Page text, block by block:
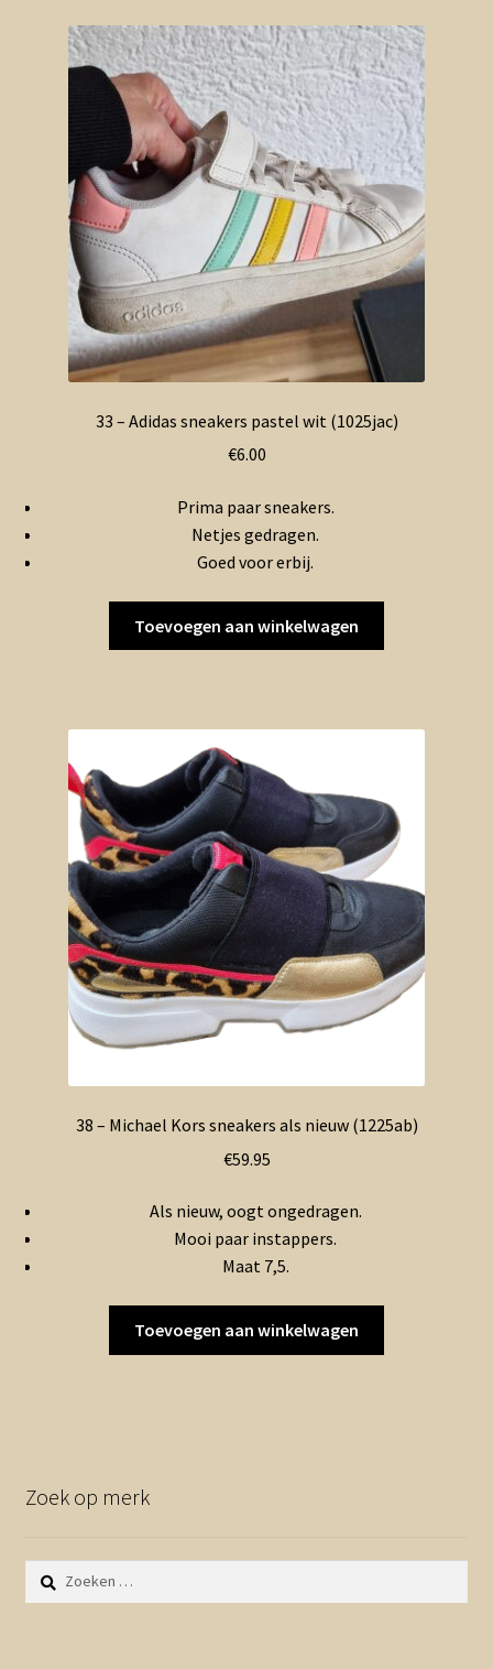
33 – Adidas sneakers pastel wit (1025jac)
€6.00
Prima paar sneakers.
Netjes gedragen.
Goed voor erbij.
Toevoegen aan winkelwagen
38 – Michael Kors sneakers als nieuw (1225ab)
€59.95
Als nieuw, oogt ongedragen.
Mooi paar instappers.
Maat 7,5.
Toevoegen aan winkelwagen
Zoek op merk
Zoeken
naar: